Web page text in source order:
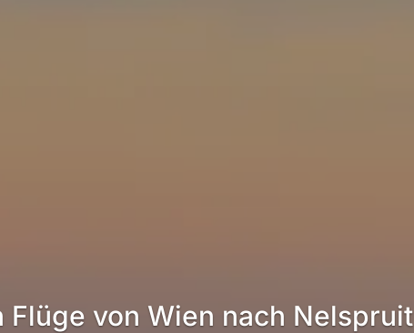
Flüge von Wien nach Nelspruit